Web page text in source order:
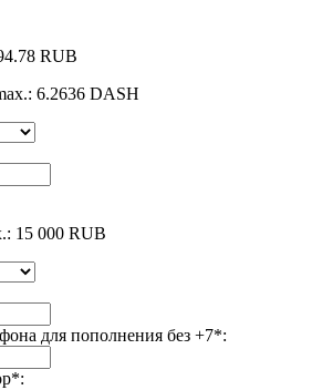
RUB
6.2636 DASH
15 000 RUB
для пополнения без +7*:
*: